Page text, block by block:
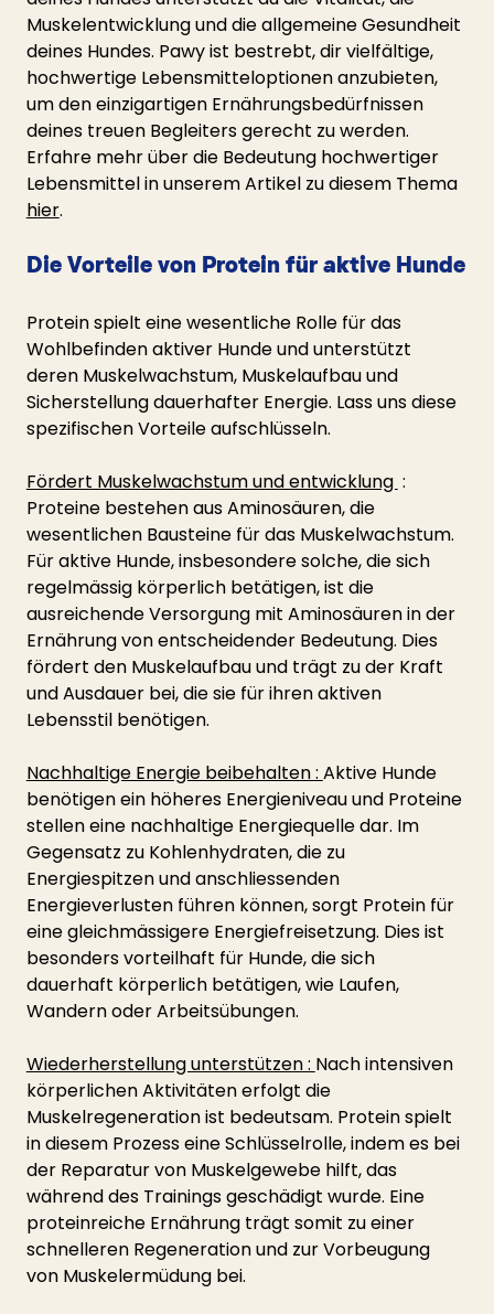
Muskelentwicklung und die allgemeine Gesundheit
deines Hundes. Pawy ist bestrebt, dir vielfältige,
hochwertige Lebensmitteloptionen anzubieten,
um den einzigartigen Ernährungsbedürfnissen
deines treuen Begleiters gerecht zu werden.
Erfahre mehr über die Bedeutung hochwertiger
Lebensmittel in unserem Artikel zu diesem Thema
hier.
Die Vorteile von Protein für aktive Hunde
Protein spielt eine wesentliche Rolle für das
Wohlbefinden aktiver Hunde und unterstützt
deren Muskelwachstum, Muskelaufbau und
Sicherstellung dauerhafter Energie. Lass uns diese
spezifischen Vorteile aufschlüsseln.
Fördert Muskelwachstum und entwicklung :
Proteine bestehen aus Aminosäuren, die
wesentlichen Bausteine für das Muskelwachstum.
Für aktive Hunde, insbesondere solche, die sich
regelmässig körperlich betätigen, ist die
ausreichende Versorgung mit Aminosäuren in der
Ernährung von entscheidender Bedeutung. Dies
fördert den Muskelaufbau und trägt zu der Kraft
und Ausdauer bei, die sie für ihren aktiven
Lebensstil benötigen.
Nachhaltige Energie beibehalten : Aktive Hunde
benötigen ein höheres Energieniveau und Proteine
stellen eine nachhaltige Energiequelle dar. Im
Gegensatz zu Kohlenhydraten, die zu
Energiespitzen und anschliessenden
Energieverlusten führen können, sorgt Protein für
eine gleichmässigere Energiefreisetzung. Dies ist
besonders vorteilhaft für Hunde, die sich
dauerhaft körperlich betätigen, wie Laufen,
Wandern oder Arbeitsübungen.
Wiederherstellung unterstützen : Nach intensiven
körperlichen Aktivitäten erfolgt die
Muskelregeneration ist bedeutsam. Protein spielt
in diesem Prozess eine Schlüsselrolle, indem es bei
der Reparatur von Muskelgewebe hilft, das
während des Trainings geschädigt wurde. Eine
proteinreiche Ernährung trägt somit zu einer
schnelleren Regeneration und zur Vorbeugung
von Muskelermüdung bei.